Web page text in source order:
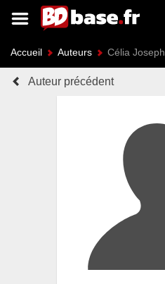
Accueil Auteurs Célia Joseph
Auteur précédent